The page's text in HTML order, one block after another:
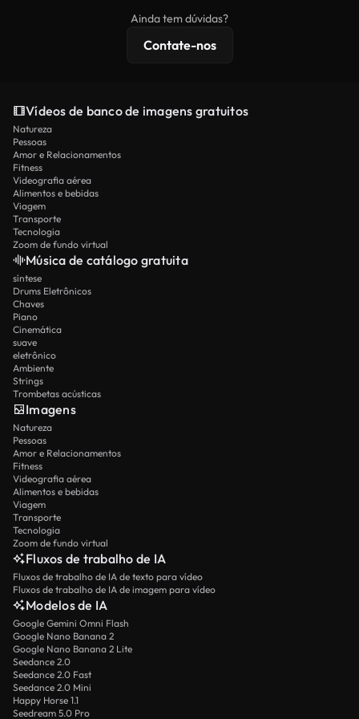
licenciamento estendidas.
Ainda tem dúvidas?
Contate-nos
Vídeos de banco de imagens gratuitos
Natureza
Pessoas
Amor e Relacionamentos
Fitness
Videografia aérea
Alimentos e bebidas
Viagem
Transporte
Tecnologia
Zoom de fundo virtual
Música de catálogo gratuita
síntese
Drums Eletrônicos
Chaves
Piano
Cinemática
suave
eletrônico
Ambiente
Strings
Trombetas acústicas
Imagens
Natureza
Pessoas
Amor e Relacionamentos
Fitness
Videografia aérea
Alimentos e bebidas
Viagem
Transporte
Tecnologia
Zoom de fundo virtual
Fluxos de trabalho de IA
Fluxos de trabalho de IA de texto para vídeo
Fluxos de trabalho de IA de imagem para vídeo
Modelos de IA
Google Gemini Omni Flash
Google Nano Banana 2
Google Nano Banana 2 Lite
Seedance 2.0
Seedance 2.0 Fast
Seedance 2.0 Mini
Happy Horse 1.1
Seedream 5.0 Pro